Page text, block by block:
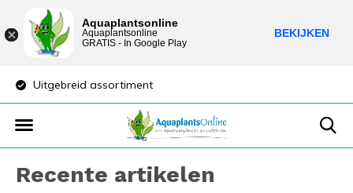
Uitgebreid assortiment
Recente artikelen
Aquaplantsonline
Aquaplantsonline
GRATIS - In Google Play
BEKIJKEN